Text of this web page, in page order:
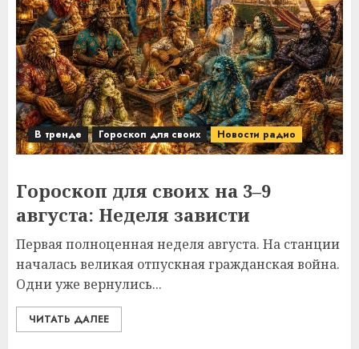
В тренде Гороскоп для своих Новости радио
Гороскоп для своих на 3–9
августа: Неделя зависти
Первая полноценная неделя августа. На станции
началась великая отпускная гражданская война.
Одни уже вернулись...
ЧИТАТЬ ДАЛЕЕ